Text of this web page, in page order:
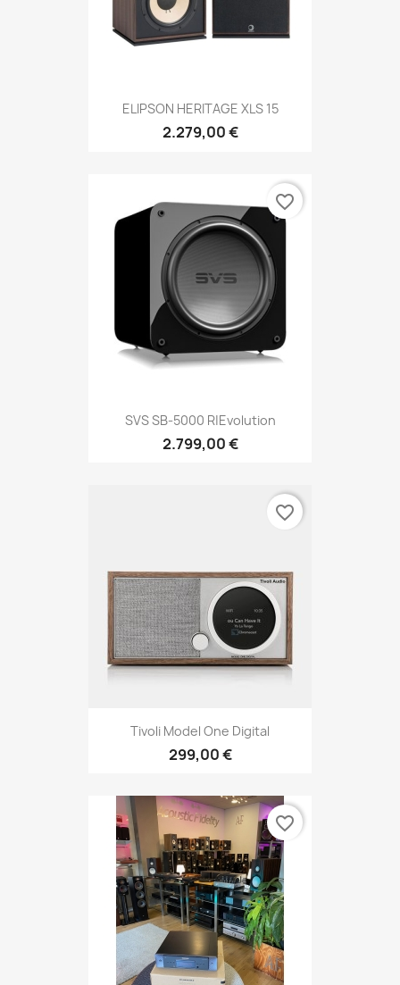
ELIPSON HERITAGE XLS 15
2.279,00 €
SVS SB-5000 R|Evolution
2.799,00 €
favorite_border
Tivoli Model One Digital
299,00 €
favorite_border
favorite_border